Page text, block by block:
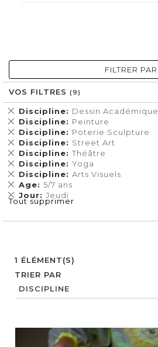
1 ÉLÉMENT(S)
TRIER PAR
FILTRER PAR
VOS FILTRES
Discipline Dessin Académique
Supprimer
cet
Élément
Discipline Peinture
Supprimer
cet
Élément
Discipline Poterie Sculpture
Supprimer
cet
Élément
Discipline Street Art
Supprimer
cet
Élément
Discipline Théâtre
Supprimer
cet
Élément
Discipline Yoga
Supprimer
cet
Élément
Discipline Arts Visuels
Supprimer
cet
Élément
Age 5/7 ans
Supprimer
cet
Élément
Jour Jeudi
Supprimer
cet
Tout supprimer